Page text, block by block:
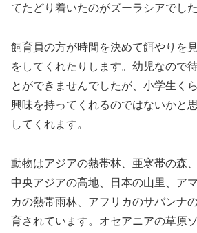
てたどり着いたのがズーラシアでした
飼育員の方が時間を決めて餌やりを
をしてくれたりします。幼児なので
とができませんでしたが、小学生く
興味を持ってくれるのではないかと
してくれます。
動物はアジアの熱帯林、亜寒帯の森
中央アジアの高地、日本の山里、ア
カの熱帯雨林、アフリカのサバンナ
育されています。オセアニアの草原